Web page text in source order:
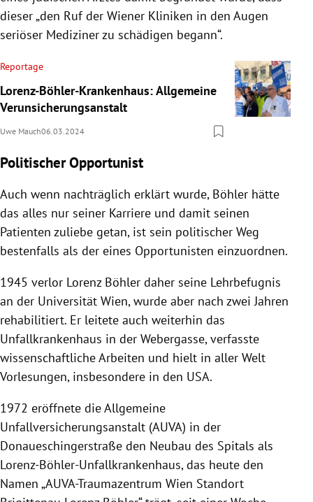
dieser „den Ruf der Wiener Kliniken in den Augen
seriöser Mediziner zu schädigen begann“.
Reportage
Lorenz-Böhler-Krankenhaus: Allgemeine
Verunsicherungsanstalt
Uwe Mauch06.03.2024
Politischer Opportunist
Auch wenn nachträglich erklärt wurde, Böhler hätte
das alles nur seiner Karriere und damit seinen
Patienten zuliebe getan, ist sein politischer Weg
bestenfalls als der eines Opportunisten einzuordnen.
1945 verlor Lorenz Böhler daher seine Lehrbefugnis
an der Universität Wien, wurde aber nach zwei Jahren
rehabilitiert. Er leitete auch weiterhin das
Unfallkrankenhaus in der Webergasse, verfasste
wissenschaftliche Arbeiten und hielt in aller Welt
Vorlesungen, insbesondere in den USA.
1972 eröffnete die Allgemeine
Unfallversicherungsanstalt (AUVA) in der
Donaueschingerstraße den Neubau des Spitals als
Lorenz-Böhler-Unfallkrankenhaus, das heute den
Namen „AUVA-Traumazentrum Wien Standort